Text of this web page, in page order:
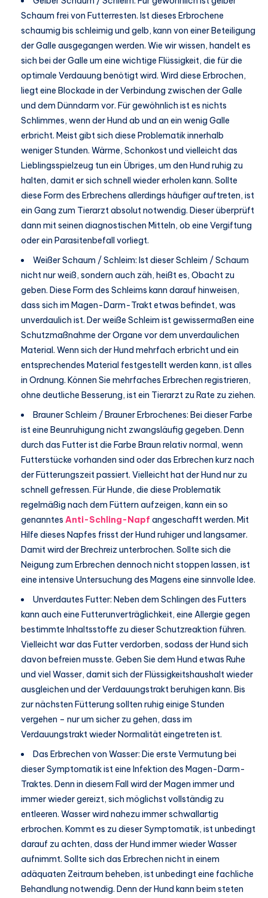
Schaum frei von Futterresten. Ist dieses Erbrochene
schaumig bis schleimig und gelb, kann von einer Beteiligung
der Galle ausgegangen werden. Wie wir wissen, handelt es
sich bei der Galle um eine wichtige Flüssigkeit, die für die
optimale Verdauung benötigt wird. Wird diese Erbrochen,
liegt eine Blockade in der Verbindung zwischen der Galle
und dem Dünndarm vor. Für gewöhnlich ist es nichts
Schlimmes, wenn der Hund ab und an ein wenig Galle
erbricht. Meist gibt sich diese Problematik innerhalb
weniger Stunden. Wärme, Schonkost und vielleicht das
Lieblingsspielzeug tun ein Übriges, um den Hund ruhig zu
halten, damit er sich schnell wieder erholen kann. Sollte
diese Form des Erbrechens allerdings häufiger auftreten, ist
ein Gang zum Tierarzt absolut notwendig. Dieser überprüft
dann mit seinen diagnostischen Mitteln, ob eine Vergiftung
oder ein Parasitenbefall vorliegt.
Weißer Schaum / Schleim: Ist dieser Schleim / Schaum
nicht nur weiß, sondern auch zäh, heißt es, Obacht zu
geben. Diese Form des Schleims kann darauf hinweisen,
dass sich im Magen-Darm-Trakt etwas befindet, was
unverdaulich ist. Der weiße Schleim ist gewissermaßen eine
Schutzmaßnahme der Organe vor dem unverdaulichen
Material. Wenn sich der Hund mehrfach erbricht und ein
entsprechendes Material festgestellt werden kann, ist alles
in Ordnung. Können Sie mehrfaches Erbrechen registrieren,
ohne deutliche Besserung, ist ein Tierarzt zu Rate zu ziehen.
Brauner Schleim / Brauner Erbrochenes: Bei dieser Farbe
ist eine Beunruhigung nicht zwangsläufig gegeben. Denn
durch das Futter ist die Farbe Braun relativ normal, wenn
Futterstücke vorhanden sind oder das Erbrechen kurz nach
der Fütterungszeit passiert. Vielleicht hat der Hund nur zu
schnell gefressen. Für Hunde, die diese Problematik
regelmäßig nach dem Füttern aufzeigen, kann ein so
genanntes Anti-Schling-Napf angeschafft werden. Mit
Hilfe dieses Napfes frisst der Hund ruhiger und langsamer.
Damit wird der Brechreiz unterbrochen. Sollte sich die
Neigung zum Erbrechen dennoch nicht stoppen lassen, ist
eine intensive Untersuchung des Magens eine sinnvolle Idee.
Unverdautes Futter: Neben dem Schlingen des Futters
kann auch eine Futterunverträglichkeit, eine Allergie gegen
bestimmte Inhaltsstoffe zu dieser Schutzreaktion führen.
Vielleicht war das Futter verdorben, sodass der Hund sich
davon befreien musste. Geben Sie dem Hund etwas Ruhe
und viel Wasser, damit sich der Flüssigkeitshaushalt wieder
ausgleichen und der Verdauungstrakt beruhigen kann. Bis
zur nächsten Fütterung sollten ruhig einige Stunden
vergehen – nur um sicher zu gehen, dass im
Verdauungstrakt wieder Normalität eingetreten ist.
Das Erbrechen von Wasser: Die erste Vermutung bei
dieser Symptomatik ist eine Infektion des Magen-Darm-
Traktes. Denn in diesem Fall wird der Magen immer und
immer wieder gereizt, sich möglichst vollständig zu
entleeren. Wasser wird nahezu immer schwallartig
erbrochen. Kommt es zu dieser Symptomatik, ist unbedingt
darauf zu achten, dass der Hund immer wieder Wasser
aufnimmt. Sollte sich das Erbrechen nicht in einem
adäquaten Zeitraum beheben, ist unbedingt eine fachliche
Behandlung notwendig. Denn der Hund kann beim steten